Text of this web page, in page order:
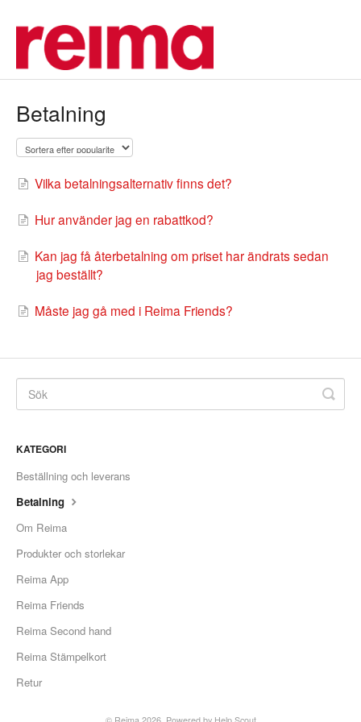
Betalning
Vilka betalningsalternativ finns det?
Hur använder jag en rabattkod?
Kan jag få återbetalning om priset har ändrats sedan
jag beställt?
Måste jag gå med i Reima Friends?
KATEGORI
Beställning och leverans
Betalning
Om Reima
Produkter och storlekar
Reima App
Reima Friends
Reima Second hand
Reima Stämpelkort
Retur